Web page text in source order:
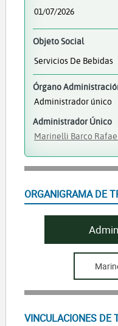
01/07/2026
Objeto Social
Servicios De Bebidas
Órgano
Administrador único
Administrador Único
Marinelli Barco
ORGANIGRAMA DE
VINCULACIONES DE